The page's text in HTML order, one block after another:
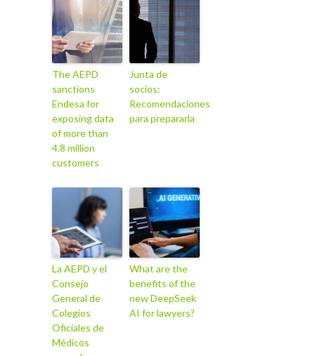
The AEPD
sanctions
Endesa for
exposing data
of more than
4.8 million
customers
Junta de
socios:
Recomendaciones
para prepararla
La AEPD y el
Consejo
General de
Colegios
Oficiales de
Médicos
What are the
benefits of the
new DeepSeek
AI for lawyers?